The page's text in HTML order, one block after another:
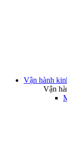
Vận hành
Vận